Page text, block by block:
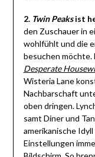
2. Twin Peaksist
den Zuschauer in
wohlfühlt und die
besuchen möchte.
Desperate
Wisteria Lane
Nachbarschaft
oben dringen.
samt Diner und
amerikanische
Einstellungen